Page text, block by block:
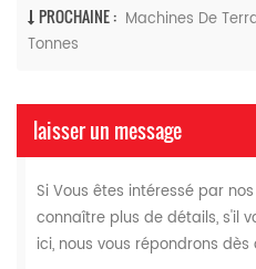
PROCHAINE : Machines De
Tonnes
laisser un message
Si Vous êtes intéressé par
connaître plus de détails, s'il
ici, nous vous répondrons dès